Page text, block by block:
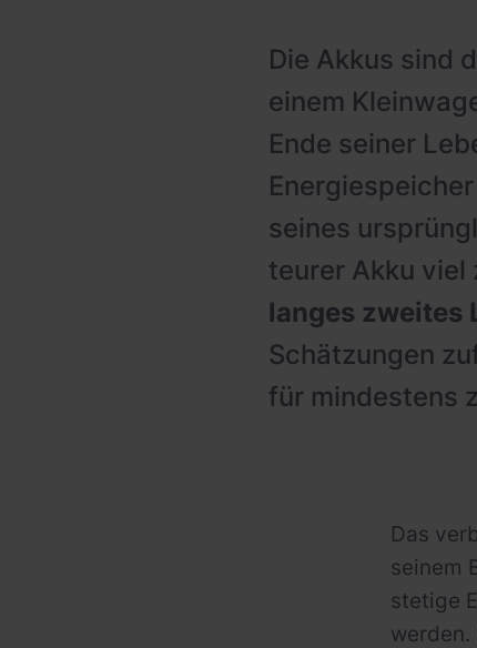
Dienstwagen Wallboxen
Balkonkraftwerke
GewerbespeicherDie Akkus sind
einem
Ende seiner
seines
teurer Akku viel
langes zweites
Schätzungen
für mindestens
Das
seinem
stetige